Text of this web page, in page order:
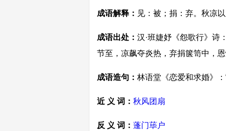
成语解释： 见：被；捐：弃。秋凉
成语出处： 汉·班婕妤《怨歌行》诗
节至，凉飙夺炎热，弃捐箧笥中，
成语造句： 林语堂《恋爱和求婚》
近 义 词： 秋风团扇
反 义 词： 蓬门荜户